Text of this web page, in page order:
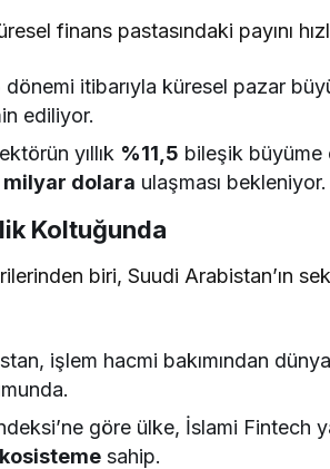
finans pastasındaki payını
itibarıyla küresel pazar
ediliyor.
yıllık %11,5 bileşik büyüme
milyar dolara ulaşması bekleniyor.
Koltuğunda
biri, Suudi Arabistan’ın
işlem hacmi bakımından
göre ülke, İslami Fintech
sahip.